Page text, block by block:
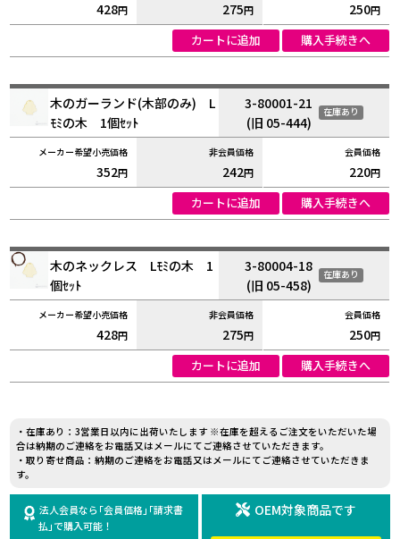
428円 275円 250円
カートに追加 購入手続きへ
木のガーランド(木部のみ) L
ﾓﾐの木 1個ｾｯﾄ
3-80001-21
(旧 05-444)
在庫あり
352円 242円 220円
カートに追加 購入手続きへ
木のネックレス Lﾓﾐの木 1
個ｾｯﾄ
3-80004-18
(旧 05-458)
在庫あり
428円 275円 250円
カートに追加 購入手続きへ
・在庫あり：3営業日以内に出荷いたします ※在庫を超えるご注文をいただいた場
合は納期のご連絡をお電話又はメールにてご連絡させていただきます。
・取り寄せ商品：納期のご連絡をお電話又はメールにてご連絡させていただきま
す。
法人会員なら｢会員価格｣｢請求書
払｣で購入可能！
OEM対象商品です